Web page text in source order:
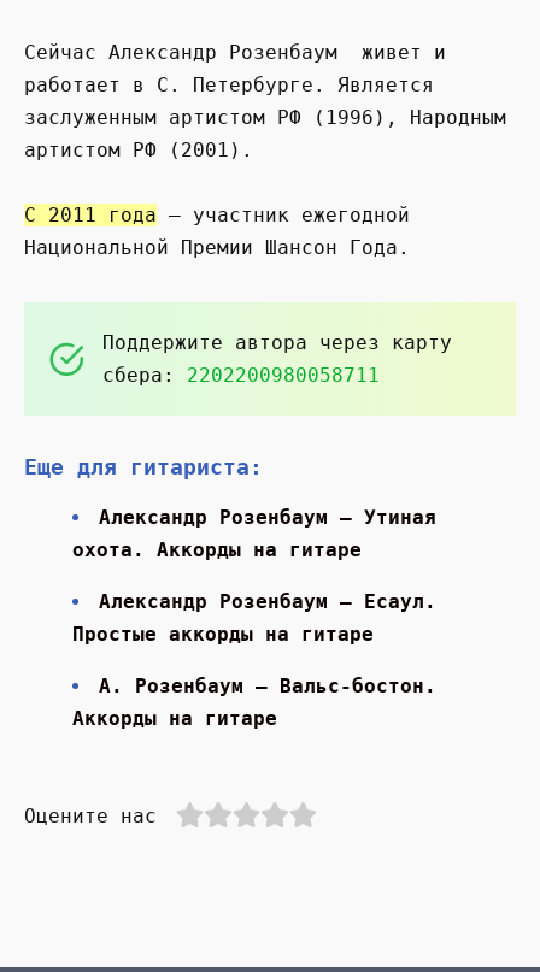
Сейчас Александр Розенбаум живет и
работает в С. Петербурге. Является
заслуженным артистом РФ (1996), Народным
артистом РФ (2001).
С 2011 года — участник ежегодной
Национальной Премии Шансон Года.
Поддержите автора через карту
сбера: 2202200980058711
Еще для гитариста:
Александр Розенбаум — Утиная
охота. Аккорды на гитаре
Александр Розенбаум — Есаул.
Простые аккорды на гитаре
А. Розенбаум — Вальс-бостон.
Аккорды на гитаре
Оцените нас